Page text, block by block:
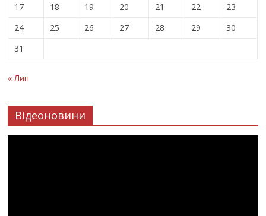
17
18 19 20 21 22
23
24
25 26 27 28 29
30
31
« Лип
Відеоновини